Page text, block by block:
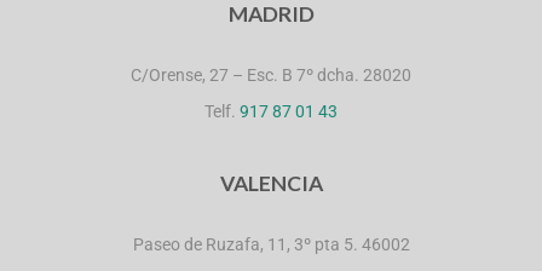
MADRID
C/Orense, 27 – Esc. B 7º dcha. 28020
Telf. 917 87 01 43
VALENCIA
Paseo de Ruzafa, 11, 3º pta 5. 46002